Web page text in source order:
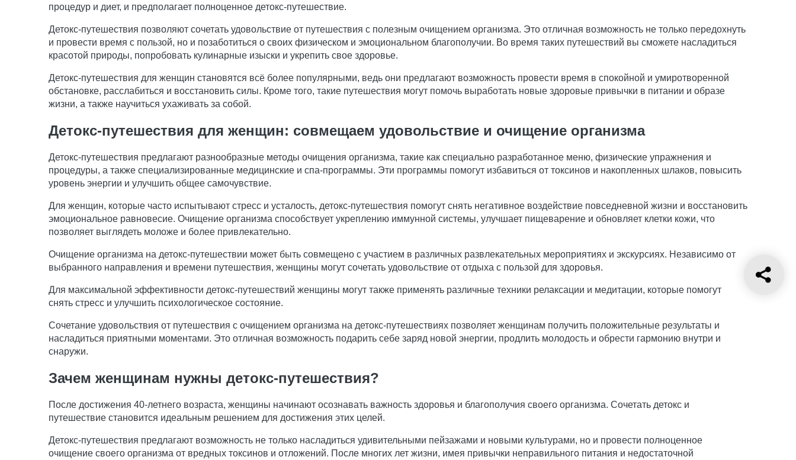
процедур и диет, и предполагает полноценное детокс-путешествие.
Детокс-путешествия позволяют сочетать удовольствие от путешествия с полезным очищением организма. Это отличная возможность не только передохнуть
и провести время с пользой, но и позаботиться о своих физическом и эмоциональном благополучии. Во время таких путешествий вы сможете насладиться
красотой природы, попробовать кулинарные изыски и укрепить свое здоровье.
Детокс-путешествия для женщин становятся всё более популярными, ведь они предлагают возможность провести время в спокойной и умиротворенной
обстановке, расслабиться и восстановить силы. Кроме того, такие путешествия могут помочь выработать новые здоровые привычки в питании и образе
жизни, а также научиться ухаживать за собой.
Детокс-путешествия для женщин: совмещаем удовольствие и очищение организма
Детокс-путешествия предлагают разнообразные методы очищения организма, такие как специально разработанное меню, физические упражнения и
процедуры, а также специализированные медицинские и спа-программы. Эти программы помогут избавиться от токсинов и накопленных шлаков, повысить
уровень энергии и улучшить общее самочувствие.
Для женщин, которые часто испытывают стресс и усталость, детокс-путешествия помогут снять негативное воздействие повседневной жизни и восстановить
эмоциональное равновесие. Очищение организма способствует укреплению иммунной системы, улучшает пищеварение и обновляет клетки кожи, что
позволяет выглядеть моложе и более привлекательно.
Очищение организма на детокс-путешествии может быть совмещено с участием в различных развлекательных мероприятиях и экскурсиях. Независимо от
выбранного направления и времени путешествия, женщины могут сочетать удовольствие от отдыха с пользой для здоровья.
Для максимальной эффективности детокс-путешествий женщины могут также применять различные техники релаксации и медитации, которые помогут
снять стресс и улучшить психологическое состояние.
Сочетание удовольствия от путешествия с очищением организма на детокс-путешествиях позволяет женщинам получить положительные результаты и
насладиться приятными моментами. Это отличная возможность подарить себе заряд новой энергии, продлить молодость и обрести гармонию внутри и
снаружи.
Зачем женщинам нужны детокс-путешествия?
После достижения 40-летнего возраста, женщины начинают осознавать важность здоровья и благополучия своего организма. Сочетать детокс и
путешествие становится идеальным решением для достижения этих целей.
Детокс-путешествия предлагают возможность не только насладиться удивительными пейзажами и новыми культурами, но и провести полноценное
очищение своего организма от вредных токсинов и отложений. После многих лет жизни, имея привычки неправильного питания и недостаточной